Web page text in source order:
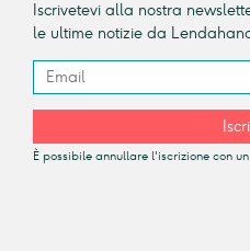
Iscrivetevi alla nostra
le ultime notizie da
È possibile annullare l'iscrizione con un